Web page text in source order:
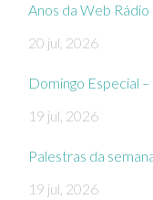
Anos da Web
20 jul, 2026
Domingo Especial
19 jul, 2026
Palestras da
19 jul, 2026